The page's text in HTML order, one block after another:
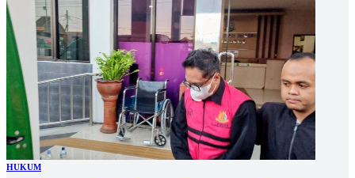
HUKUM